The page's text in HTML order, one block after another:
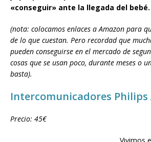
«conseguir» ante la llegada del bebé.
(nota: colocamos enlaces a Amazon para
de lo que cuestan. Pero recordad que
pueden conseguirse en el mercado de
cosas que se usan poco, durante meses o
basta).
Intercomunicadores Philips
Precio: 45€